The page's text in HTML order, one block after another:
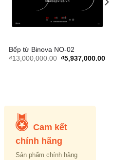
Bếp từ Binova NO-02
₫13,000,000.00 Original
₫5,937,000.00
Cam kết
chính hãng
Sản phẩm chính hãng